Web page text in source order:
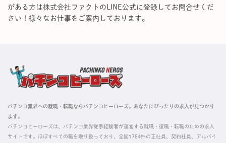
がある方は株式会社ファクトのLINE公式に登録してお問合せくだ
さい！様々なお仕事をご案内しております。
パチンコ業界への就職・転職ならパチンコヒーローズ。あなたにぴったりの求人が見つかり
ます。
パチンコヒーローズは、パチンコ業界従事経験者が運営する就職・復職・転職のための求人
サイトです。ほぼすべての職を取り扱っており、全国1784件の正社員、契約社員、アルバイ